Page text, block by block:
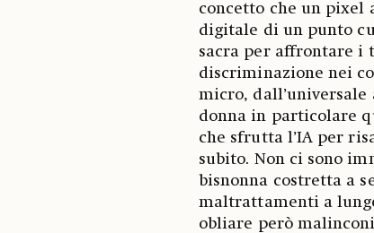
concetto che un pixel
digitale di un punto
sacra per affrontare i
discriminazione nei
micro,
donna in particolare
che sfrutta l’IA per
subito. Non ci sono
bisnonna costretta a
maltrattamenti a
obliare però